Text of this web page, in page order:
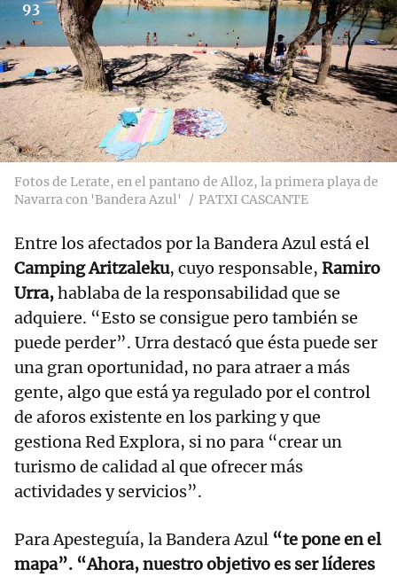
93
Fotos de Lerate, en el pantano de Alloz, la primera playa de
Navarra con 'Bandera Azul'
PATXI CASCANTE
Entre los afectados por la Bandera Azul está el
Camping Aritzaleku, cuyo responsable, Ramiro
Urra,hablaba de la responsabilidad que se
adquiere. “Esto se consigue pero también se
puede perder”. Urra destacó que ésta puede ser
una gran oportunidad, no para atraer a más
gente, algo que está ya regulado por el control
de aforos existente en los parking y que
gestiona Red Explora, si no para “crear un
turismo de calidad al que ofrecer más
actividades y servicios”.
Para Apesteguía, la Bandera Azul “te pone en el
mapa”. “Ahora, nuestro objetivo es ser líderes